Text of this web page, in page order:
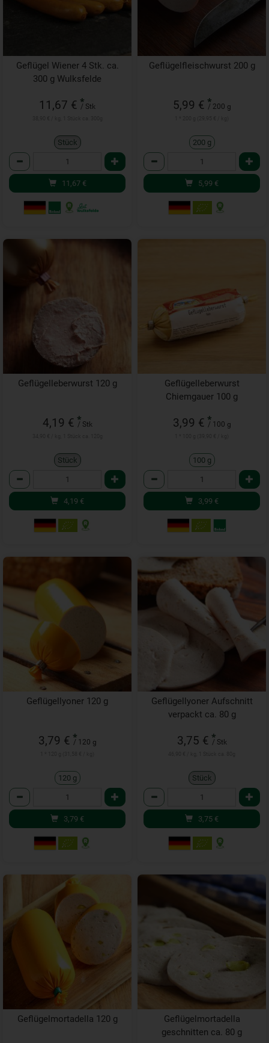
Geflügel Wiener 4 Stk. ca.
300 g Wulksfelde
11,67 € *
/ Stk
Stück
Anzahl
11,67 €
Geflügelfleischwurst 200 g
5,99 € *
/ 200 g
200 g
Anzahl
5,99 €
Geflügelleberwurst 120 g
4,19 € *
/ Stk
Stück
Anzahl
4,19 €
Geflügelleberwurst
Chiemgauer 100 g
3,99 € *
/ 100 g
100 g
Anzahl
3,99 €
Geflügellyoner 120 g
3,79 € *
/ 120 g
120 g
Anzahl
3,79 €
Geflügellyoner Aufschnitt
verpackt ca. 80 g
3,75 € *
/ Stk
Stück
Anzahl
3,75 €
Geflügelmortadella 120 g
Geflügelmortadella
geschnitten ca. 80 g